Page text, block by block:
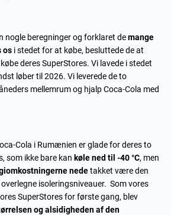
nogle beregninger og forklaret demange
os i stedet for at købe, besluttede de at
deres SuperStores. Vi lavede i stedet
løber til 2026. Vi leverede de to
mellemrum og hjalp Coca-Cola med
Cola i Rumænien er glade for deres to
som ikke bare kan køle ned til -40 °C, men
nedetakket være den
isoleringsniveauer. Som vores
SuperStores for første gang, blev
og alsidigheden af den